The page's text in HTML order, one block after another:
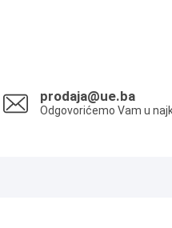
prodaja@ue.ba
Odgovorićemo Vam u